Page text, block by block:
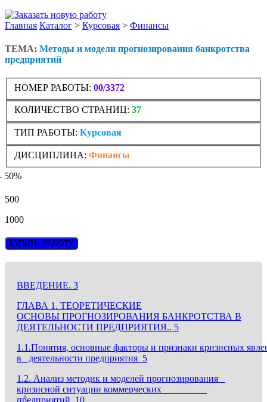
Главная Каталог > Курсовая > Финансы
ТЕМА: Методы и модели прогнозирования банкротства
предприятий
НОМЕР РАБОТЫ: 00/3372
КОЛИЧЕСТВО СТРАНИЦ: 37
ТИП РАБОТЫ: Курсовая
ДИСЦИПЛИНА: Финансы
50%
500
1000
КУПИТЬ РАБОТУ
ВВЕДЕНИЕ. 3
ГЛАВА 1. ТЕОРЕТИЧЕСКИЕ
ОСНОВЫ ПРОГНОЗИРОВАНИЯ БАНКРОТСТВА В
ДЕЯТЕЛЬНОСТИ ПРЕДПРИЯТИЯ.. 5
1.1.Понятия, основные факторы и признаки
в деятельности предприятия 5
1.2. Анализ методик и моделей прогнозирования
кризисной ситуации коммерческих
п݅редприятий. 10